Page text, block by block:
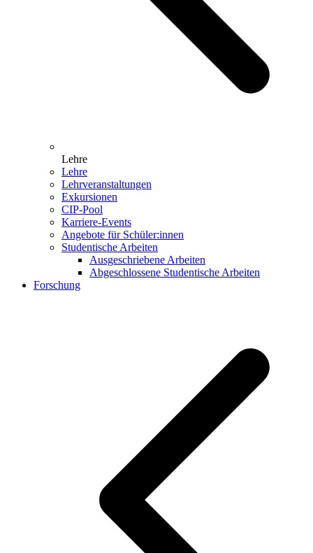
Lehre
Lehre
Lehrveranstaltungen
Exkursionen
CIP-Pool
Karriere-Events
Angebote für Schüler:innen
Studentische Arbeiten
Ausgeschriebene Arbeiten
Abgeschlossene Studentische Arbeiten
Forschung